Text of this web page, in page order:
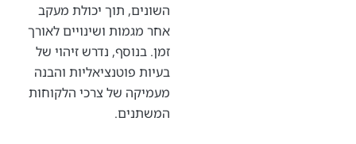
השונים, תוך יכולת מעקב
אחר מגמות ושינויים לאורך
זמן. בנוסף, נדרש זיהוי של
בעיות פוטנציאליות והבנה
מעמיקה של צרכי הלקוחות
המשתנים.